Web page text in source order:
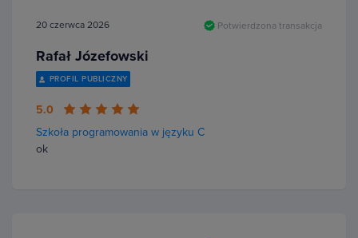
20 czerwca 2026 Potwierdzona transakcja
Rafał Józefowski
PROFIL PUBLICZNY
5.0
Szkoła programowania w języku C
ok